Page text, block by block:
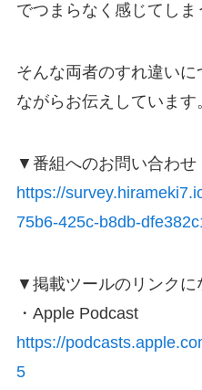
でつまらなく感じてしま
そんな両者のすれ違いに
ながらお伝えしています
▼番組へのお問い合わせ
https://
75b6-425c-b8db-
▼掲載ツールのリンクに
・Apple Podcast
https://
5